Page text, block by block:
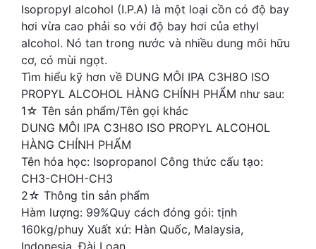
Isopropyl alcohol (I.P.A) là một loại cồn có độ bay
hơi vừa cao phải so với độ bay hơi của ethyl
alcohol. Nó tan trong nước và nhiều dung môi hữu
cơ, có mùi ngọt.
Tìm hiểu kỹ hơn về DUNG MÔI IPA C3H8O ISO
PROPYL ALCOHOL HÀNG CHÍNH PHẨM như sau:
1☆ Tên sản phẩm/Tên gọi khác
DUNG MÔI IPA C3H8O ISO PROPYL ALCOHOL
HÀNG CHÍNH PHẨM
Tên hóa học: Isopropanol Công thức cấu tạo:
CH3-CHOH-CH3
2☆ Thông tin sản phẩm
Hàm lượng: 99%Quy cách đóng gói: tịnh
160kg/phuy Xuất xứ: Hàn Quốc, Malaysia,
Indonesia, Đài Loan